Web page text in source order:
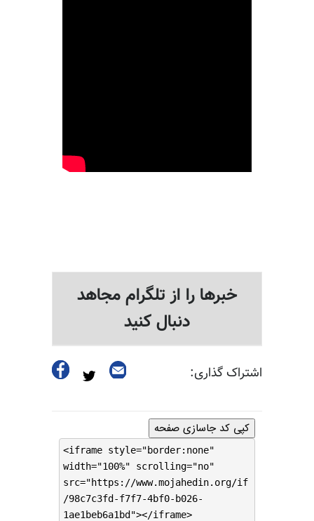
خبرها را از تلگرام مجاهد
دنبال کنید
اشتراک گذاری:
کپی کد جاسازی صفحه
<iframe style="border:none"
width="100%" scrolling="no"
src="https://www.mojahedin.org/if
/98c7c3fd-f7f7-4bf0-b026-
1ae1beb6a1bd"></iframe>